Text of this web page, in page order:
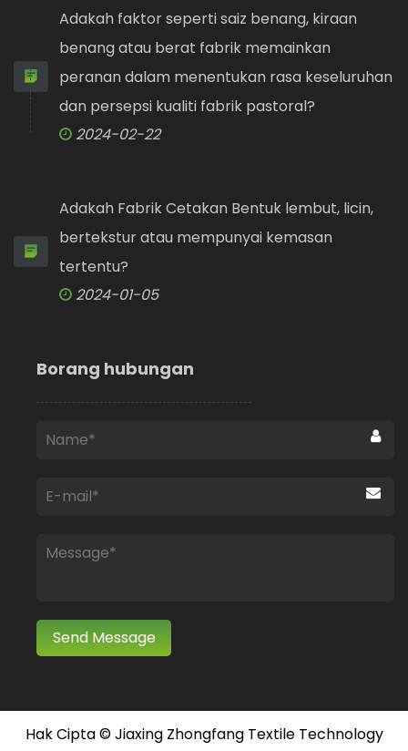
Adakah faktor seperti saiz benang, kiraan
benang atau berat fabrik memainkan
peranan dalam menentukan rasa keseluruhan
dan persepsi kualiti fabrik pastoral?
2024-02-22
Adakah Fabrik Cetakan Bentuk lembut, licin,
bertekstur atau mempunyai kemasan
tertentu?
2024-01-05
Borang hubungan
Hak Cipta ©Jiaxing Zhongfang Textile Technology